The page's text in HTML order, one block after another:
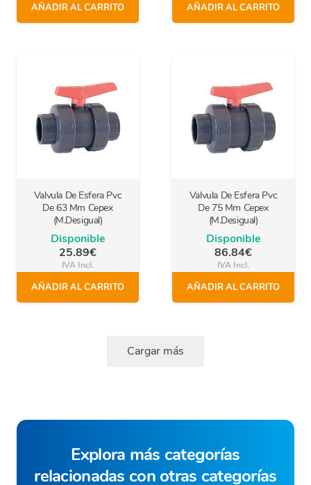
AÑADIR AL CARRITO AÑADIR AL CARRITO
Valvula De Esfera Pvc
De 63 Mm Cepex
(M.Desigual)
Disponible
25.89€
IVA Incl.
AÑADIR AL CARRITO
Valvula De Esfera Pvc
De 75 Mm Cepex
(M.Desigual)
Disponible
86.84€
IVA Incl.
AÑADIR AL CARRITO
Cargar más
Explora más categorías
relacionadas con otras categorías